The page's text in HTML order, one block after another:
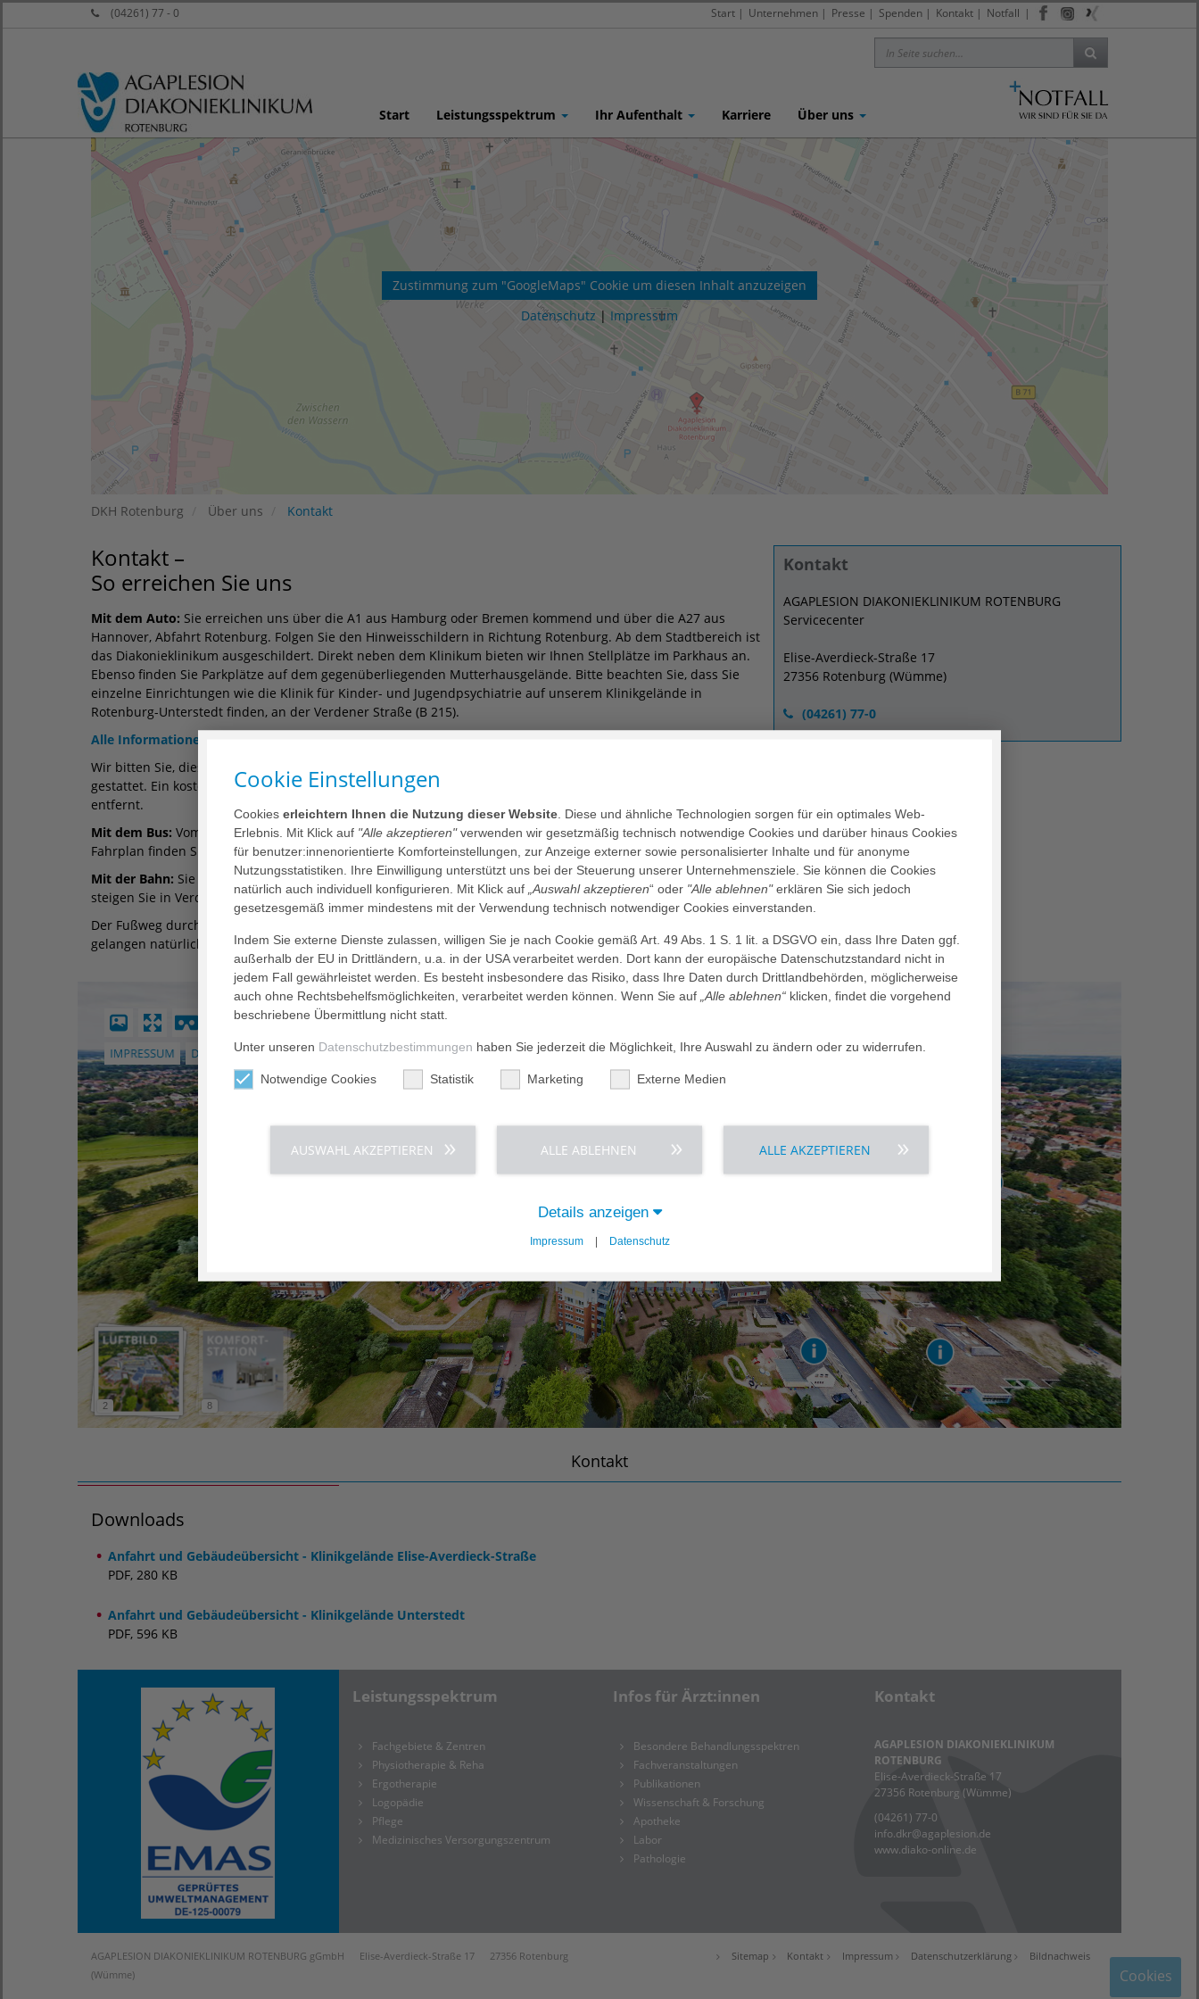
(04261) 77 - 0 |
Start | Unternehmen | Presse | Spenden | Kontakt | Notfall
Start Leistungsspektrum Ihr Aufenthalt Karriere Über uns
Zustimmung zum "GoogleMaps" Cookie um diesen Inhalt anzuzeigen
Datenschutz | Impressum
DKH Rotenburg Über uns Kontakt
Kontakt –
So erreichen Sie uns
Mit dem Auto: Sie erreichen uns über die A1 aus Hamburg oder Bremen kommend und über die A27 aus
Hannover, Abfahrt Rotenburg. Folgen Sie den Hinweisschildern in Richtung Rotenburg. Ab dem Stadtbereich ist
das Diakonieklinikum ausgeschildert. Direkt neben dem Klinikum bieten wir Ihnen Stellplätze im Parkhaus an.
Ebenso finden Sie Parkplätze auf dem gegenüberliegenden Mutterhausgelände. Bitte beachten Sie, dass Sie
einzelne Einrichtungen wie die Klinik für Kinder- und Jugendpsychiatrie auf unserem Klinikgelände in
Rotenburg-Unterstedt finden, an der Verdener Straße (B 215).
Alle Informationen zum schrankenlosen und bargeldlosen Parken finden Sie hier.
Wir bitten Sie, dieses Parkangebot anzunehmen. Auch auf der Lindenstraße ist das Parken nur gegen Gebühr
gestattet. Ein kostenloses Abstellen Ihres Wagens ist auf dem Lohmarkt möglich. Dieser ist ca. fünf Gehminuten
entfernt.
Mit dem Bus: Vom Bahnhof in Rotenburg fahren Sie mit dem Bürgerbus (Linie 802) zum Diakonieklinikum. Den
Fahrplan finden Sie hier:www.buergerbus-row.de
Mit der Bahn: Sie erreichen uns direkt aus den Richtungen Bremen und Hamburg. Aus Hannover kommend
steigen Sie in Verden oder Bremen um. Bahnverbindungen finden Sie hier:www.bahn.de
Der Fußweg durch die Rotenburger Innenstadt dauert 20 Minuten. Das Diakonieklinikum ist ausgeschildert. Sie
gelangen natürlich auch mit dem Taxi vom Rotenburger Bahnhof zu uns.
Kontakt
AGAPLESION DIAKONIEKLINIKUM ROTENBURG
Servicecenter
Elise-Averdieck-Straße 17
27356 Rotenburg (Wümme)
(04261) 77-0
Kontakt
Downloads
Anfahrt und Gebäudeübersicht - Klinikgelände Elise-Averdieck-Straße
PDF, 280 KB
Anfahrt und Gebäudeübersicht - Klinikgelände Unterstedt
PDF, 596 KB
Leistungsspektrum
Fachgebiete & Zentren
Physiotherapie & Reha
Ergotherapie
Logopädie
Pflege
Medizinisches Versorgungszentrum
Infos für Ärzt:innen
Besondere Behandlungsspektren
Fachveranstaltungen
Publikationen
Wissenschaft & Forschung
Apotheke
Labor
Pathologie
Kontakt
AGAPLESION DIAKONIEKLINIKUM
ROTENBURG
Elise-Averdieck-Straße 17
27356 Rotenburg (Wümme)
(04261) 77-0
info.dkr@agaplesion.de
www.diako-online.de
AGAPLESION DIAKONIEKLINIKUM ROTENBURG gGmbH Elise-Averdieck-Straße 17 27356 Rotenburg
(Wümme)
Sitemap Kontakt Impressum Datenschutzerklärung Bildnachweis
Cookies
Cookie Einstellungen
Cookies erleichtern Ihnen die Nutzung dieser Website . Diese und ähnliche Technologien sorgen für ein optimales Web-
Erlebnis. Mit Klick auf "Alle akzeptieren"verwenden wir gesetzmäßig technisch notwendige Cookies und darüber hinaus Cookies
für benutzer:innenorientierte Komforteinstellungen, zur Anzeige externer sowie personalisierter Inhalte und für anonyme
Nutzungsstatistiken. Ihre Einwilligung unterstützt uns bei der Steuerung unserer Unternehmensziele. Sie können die Cookies
natürlich auch individuell konfigurieren. Mit Klick auf „Auswahl akzeptieren“ oder "Alle ablehnen"erklären Sie sich jedoch
gesetzesgemäß immer mindestens mit der Verwendung technisch notwendiger Cookies einverstanden.
Indem Sie externe Dienste zulassen, willigen Sie je nach Cookie gemäß Art. 49 Abs. 1 S. 1 lit. a DSGVO ein, dass Ihre Daten ggf.
außerhalb der EU in Drittländern, u.a. in der USA verarbeitet werden. Dort kann der europäische Datenschutzstandard nicht in
jedem Fall gewährleistet werden. Es besteht insbesondere das Risiko, dass Ihre Daten durch Drittlandbehörden, möglicherweise
auch ohne Rechtsbehelfsmöglichkeiten, verarbeitet werden können. Wenn Sie auf „Alle ablehnen“ klicken, findet die vorgehend
beschriebene Übermittlung nicht statt.
Unter unseren Datenschutzbestimmungen haben Sie jederzeit die Möglichkeit, Ihre Auswahl zu ändern oder zu widerrufen.
Notwendige Cookies Statistik Marketing Externe Medien
AUSWAHL AKZEPTIEREN ALLE ABLEHNEN ALLE AKZEPTIEREN
Details anzeigen
Impressum | Datenschutz